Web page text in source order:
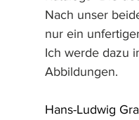
Nach unser
nur ein
Ich werde dazu
Abbildungen.
Hans-Ludwig